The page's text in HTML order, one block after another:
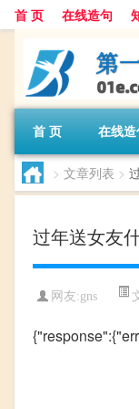
首 页 在线造句
首 页 在线造
> 文章列表 >
过年送女友
网友:gns